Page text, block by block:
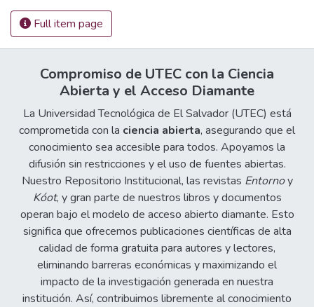
Full item page
Compromiso de UTEC con la Ciencia
Abierta y el Acceso Diamante
La Universidad Tecnológica de El Salvador (UTEC) está
comprometida con la ciencia abierta, asegurando que el
conocimiento sea accesible para todos. Apoyamos la
difusión sin restricciones y el uso de fuentes abiertas.
Nuestro Repositorio Institucional, las revistas Entornoy
Kóot, y gran parte de nuestros libros y documentos
operan bajo el modelo de acceso abierto diamante. Esto
significa que ofrecemos publicaciones científicas de alta
calidad de forma gratuita para autores y lectores,
eliminando barreras económicas y maximizando el
impacto de la investigación generada en nuestra
institución. Así, contribuimos libremente al conocimiento